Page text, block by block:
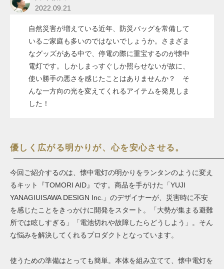
2022.09.21
自然災害が増えている近年、防災バッグを常備して
いるご家庭も多いのではないでしょうか。さまざま
なグッズがある中で、停電の際に重宝するのが懐中
電灯です。しかしまっすぐしか照らせないが故に、
使い勝手の悪さを感じたことはありませんか？ そ
んな一方向の光を変えてくれるアイテムを発見しま
した！
優しく広がる明かりが、心を安心させる。
今回ご紹介するのは、懐中電灯の明かりをランタンのように変え
るキット『TOMORI AID』です。商品を手がけた「YUJI
YANAGIUISAWA DESIGN Inc.」のデザイナーが、災害時に不安
を感じたことをきっかけに開発をスタート。「大勢が集まる避難
所では眩しすぎる」「電池切れや故障したらどうしよう」。そん
な悩みを解決してくれるプロダクトとなっています。
使うための準備はとっても簡単。本体を組み立てて、懐中電灯を